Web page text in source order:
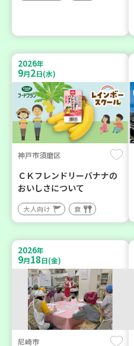
2026年
9月2日(水)
神戸市須磨区
ＣＫフレンドリーバナナの
おいしさについて
大人向け 食
2026年
9月18日(金)
尼崎市